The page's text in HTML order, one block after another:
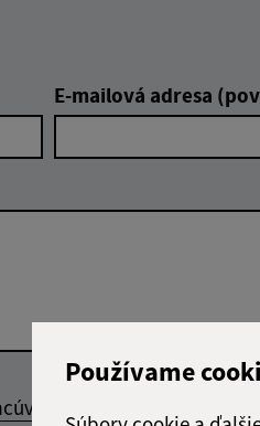
Používame
E-mailová adresa